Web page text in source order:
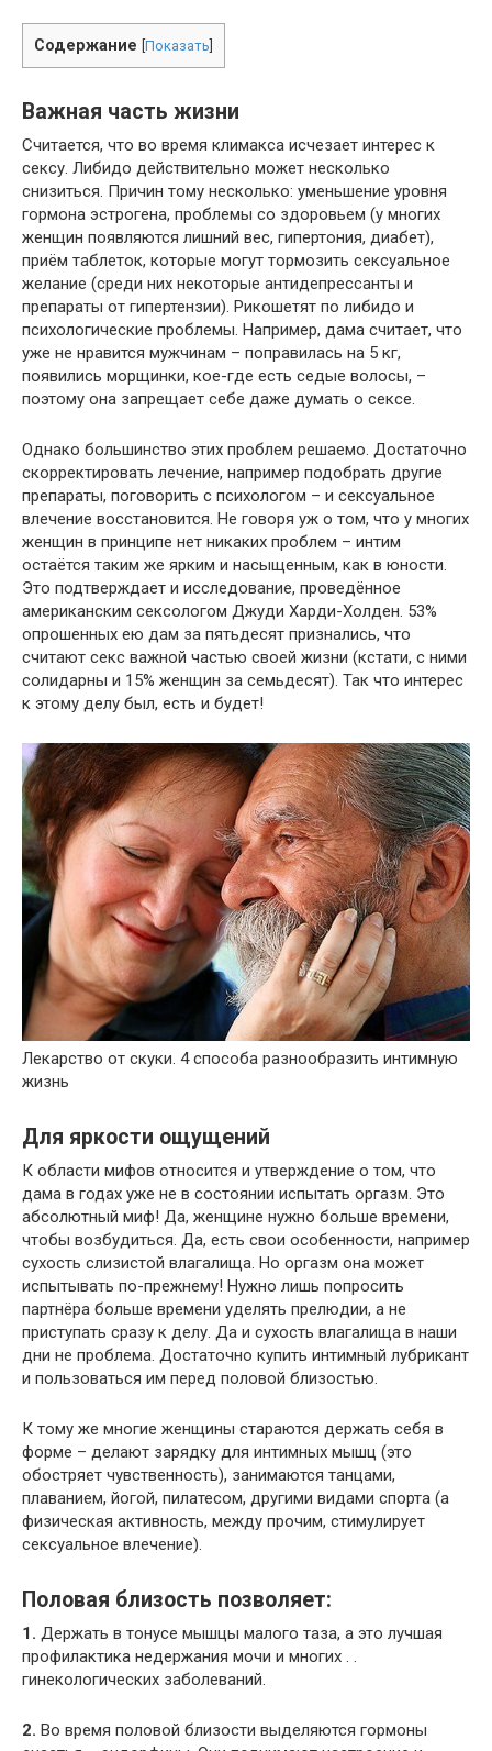
Содержание Показать
Важная часть жизни
Считается, что во время климакса исчезает интерес к
сексу. Либидо действительно может несколько
снизиться. Причин тому несколько: уменьшение уровня
гормона эстрогена, проблемы со здоровьем (у многих
женщин появляются лишний вес, гипертония, диабет),
приём таблеток, которые могут тормозить сексуальное
желание (среди них некоторые антидепрессанты и
препараты от гипертензии). Рикошетят по либидо и
психологические проблемы. Например, дама считает, что
уже не нравится мужчинам – поправилась на 5 кг,
появились морщинки, кое-где есть седые волосы, –
поэтому она запрещает себе даже думать о сексе.
Однако большинство этих проблем решаемо. Достаточно
скорректировать лечение, например подобрать другие
препараты, поговорить с психологом – и сексуальное
влечение восстановится. Не говоря уж о том, что у многих
женщин в принципе нет никаких проблем – интим
остаётся таким же ярким и насыщенным, как в юности.
Это подтверждает и исследование, проведённое
американским сексологом Джуди Харди-Холден. 53%
опрошенных ею дам за пятьдесят признались, что
считают секс важной частью своей жизни (кстати, с ними
солидарны и 15% женщин за семьдесят). Так что интерес
к этому делу был, есть и будет!
Лекарство от скуки. 4 способа разнообразить интимную
жизнь
Для яркости ощущений
К области мифов относится и утверждение о том, что
дама в годах уже не в состоянии испытать оргазм. Это
абсолютный миф! Да, женщине нужно больше времени,
чтобы возбудиться. Да, есть свои особенности, например
сухость слизистой влагалища. Но оргазм она может
испытывать по-прежнему! Нужно лишь попросить
партнёра больше времени уделять прелюдии, а не
приступать сразу к делу. Да и сухость влагалища в наши
дни не проблема. Достаточно купить интимный лубрикант
и пользоваться им перед половой близостью.
К тому же многие женщины стараются держать себя в
форме – делают зарядку для интимных мышц (это
обостряет чувственность), занимаются танцами,
плаванием, йогой, пилатесом, другими видами спорта (а
физическая активность, между прочим, стимулирует
сексуальное влечение).
Половая близость позволяет:
1. Держать в тонусе мышцы малого таза, а это лучшая
профилактика недержания мочи и многих . .
гинекологических заболеваний.
2. Во время половой близости выделяются гормоны